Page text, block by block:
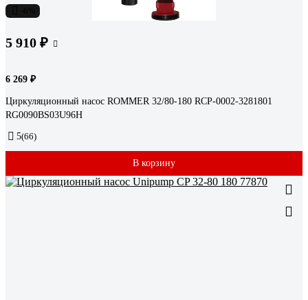
5 910 ₽
6 269 ₽
Циркуляционный насос ROMMER 32/80-180 RCP-0002-3281801
RG0090BS03U96H
5(66)
В корзину